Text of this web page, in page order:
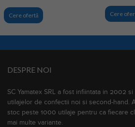
Cere ofertă Cere
DESPRE NOI
SC Yamatex SRL a fost infiintata in 2002
utilajelor de confectii noi si second-hand.
stoc peste 1000 utilaje pentru ca fiecare
mai multe variante.